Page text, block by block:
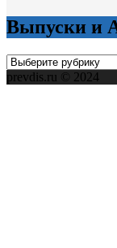
Выпуски и
Выпуски
и
prevdis.ru © 2024